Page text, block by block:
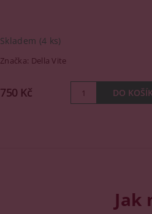
Skladem (4 ks)
Značka: Della Vite
750 Kč
Jak